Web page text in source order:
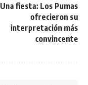
Una fiesta: Los Pumas
ofrecieron su
interpretación más
convincente